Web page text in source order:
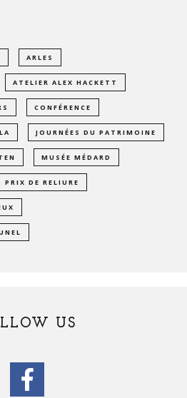
ARLES
ATELIER ALEX HACKETT
CONFÉRENCE
JOURNÉES DU PATRIMOINE
MUSÉE MÉDARD
PRIX DE RELIURE
US